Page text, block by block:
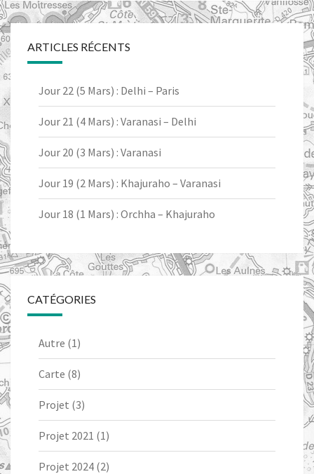
ARTICLES RÉCENTS
Jour 22 (5 Mars) : Delhi – Paris
Jour 21 (4 Mars) : Varanasi – Delhi
Jour 20 (3 Mars) : Varanasi
Jour 19 (2 Mars) : Khajuraho – Varanasi
Jour 18 (1 Mars) : Orchha – Khajuraho
CATÉGORIES
Autre (1)
Carte (8)
Projet (3)
Projet 2021 (1)
Projet 2024 (2)